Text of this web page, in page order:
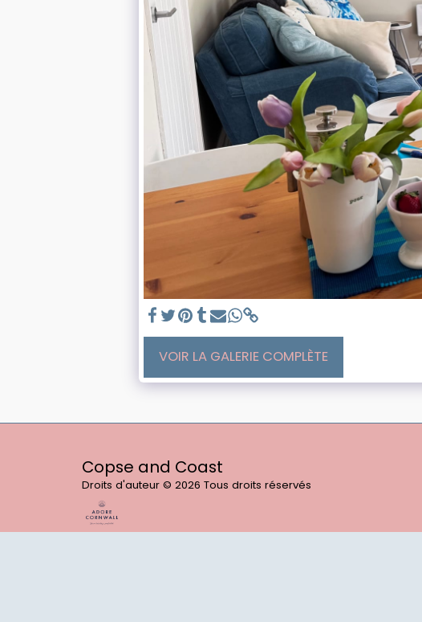
VOIR LA GALERIE COMPLÈTE
Copse and Coast
Droits d'auteur © 2026 Tous droits réservés